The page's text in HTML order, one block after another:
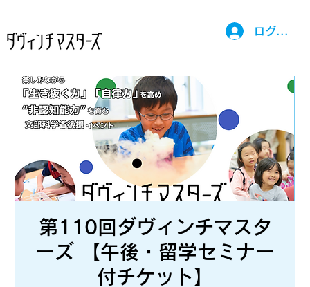
第110回ダヴィンチマスタ
ーズ 【午後・留学セミナー
付チケット】
ログイン